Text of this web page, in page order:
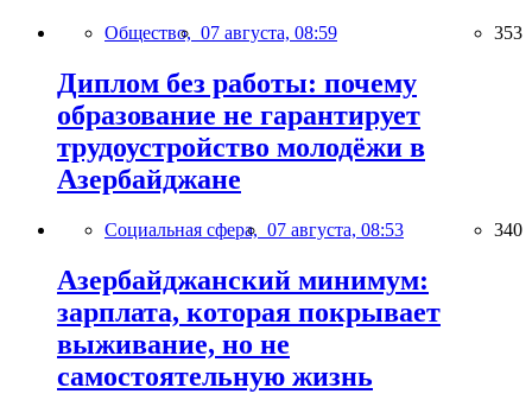
Общество, 07 августа, 08:59 353
Диплом без работы: почему
образование не гарантирует
трудоустройство молодёжи в
Азербайджане
Социальная сфера, 07 августа, 08:53 340
Азербайджанский минимум:
зарплата, которая покрывает
выживание, но не
самостоятельную жизнь